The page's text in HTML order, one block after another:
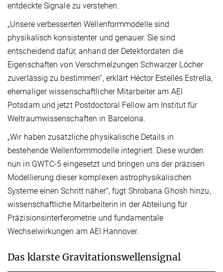
entdeckte Signale zu verstehen.
„Unsere verbesserten Wellenformmodelle sind
physikalisch konsistenter und genauer. Sie sind
entscheidend dafür, anhand der Detektordaten die
Eigenschaften von Verschmelzungen Schwarzer Löcher
zuverlässig zu bestimmen“, erklärt Héctor Estellés Estrella,
ehemaliger wissenschaftlicher Mitarbeiter am AEI
Potsdam und jetzt Postdoctoral Fellow am Institut für
Weltraumwissenschaften in Barcelona.
„Wir haben zusätzliche physikalische Details in
bestehende Wellenformmodelle integriert. Diese wurden
nun in GWTC-5 eingesetzt und bringen uns der präzisen
Modellierung dieser komplexen astrophysikalischen
Systeme einen Schritt näher“, fügt Shrobana Ghosh hinzu,
wissenschaftliche Mitarbeiterin in der Abteilung für
Präzisionsinterferometrie und fundamentale
Wechselwirkungen am AEI Hannover.
Das klarste Gravitationswellensignal